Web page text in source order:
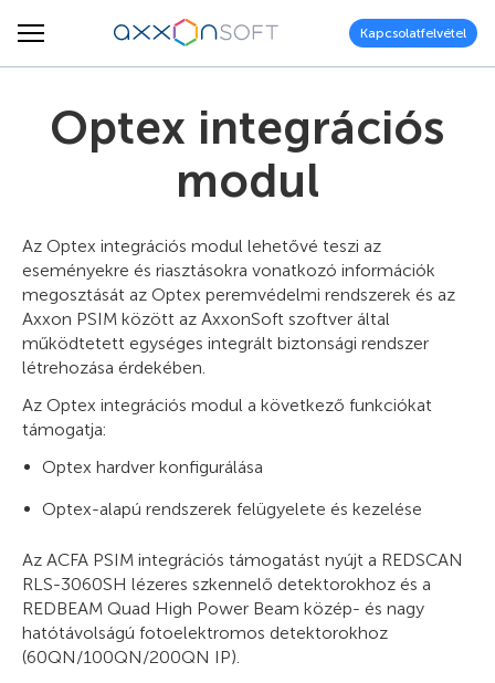
Kapcsolatfelvétel
Optex integrációs
modul
Az Optex integrációs modul lehetővé teszi az
eseményekre és riasztásokra vonatkozó információk
megosztását az Optex peremvédelmi rendszerek és az
Axxon PSIM között az AxxonSoft szoftver által
működtetett egységes integrált biztonsági rendszer
létrehozása érdekében.
Az Optex integrációs modul a következő funkciókat
támogatja:
Optex hardver konfigurálása
Optex-alapú rendszerek felügyelete és kezelése
Az ACFA PSIM integrációs támogatást nyújt a REDSCAN
RLS-3060SH lézeres szkennelő detektorokhoz és a
REDBEAM Quad High Power Beam közép- és nagy
hatótávolságú fotoelektromos detektorokhoz
(60QN/100QN/200QN IP).